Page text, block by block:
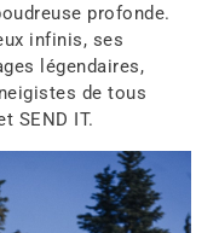
profonde.
infinis, ses
légendaires,
de tous
SEND IT.